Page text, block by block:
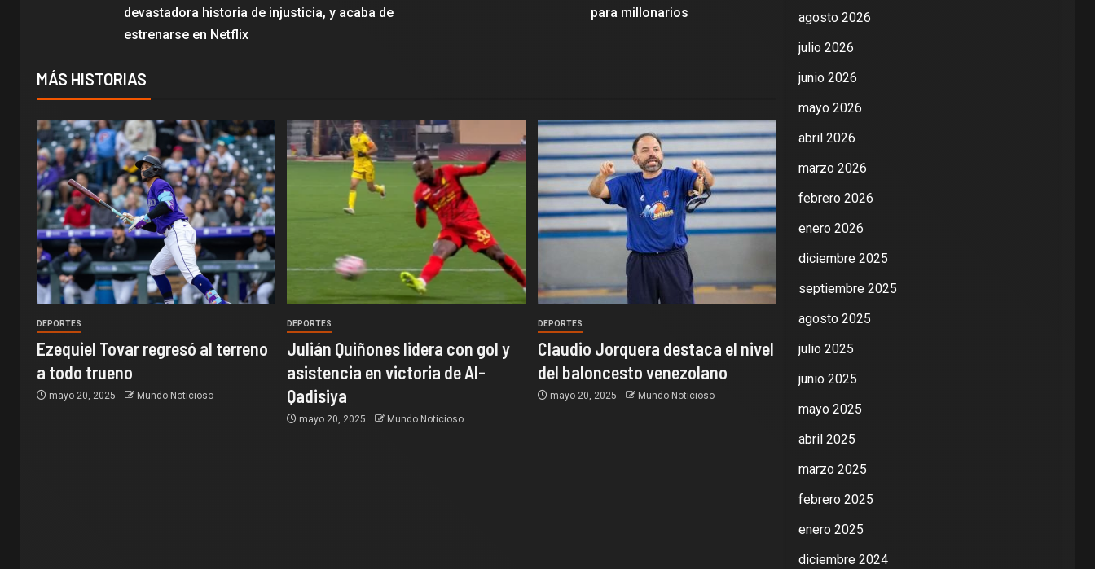
devastadora historia de injusticia, y acaba de
estrenarse en Netflix
para millonarios
MÁS HISTORIAS
DEPORTES
Ezequiel Tovar regresó al terreno
a todo trueno
mayo 20, 2025 Mundo Noticioso
DEPORTES
Julián Quiñones lidera con gol y
asistencia en victoria de Al-
Qadisiya
mayo 20, 2025 Mundo Noticioso
DEPORTES
Claudio Jorquera destaca el nivel
del baloncesto venezolano
mayo 20, 2025 Mundo Noticioso
agosto 2026
julio 2026
junio 2026
mayo 2026
abril 2026
marzo 2026
febrero 2026
enero 2026
diciembre 2025
septiembre 2025
agosto 2025
julio 2025
junio 2025
mayo 2025
abril 2025
marzo 2025
febrero 2025
enero 2025
diciembre 2024